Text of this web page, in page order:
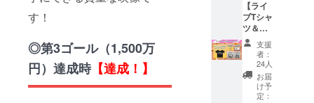
す！
◎第3ゴール（1,500万
円）達成時【達成！】
しま
す。同
名で複
数のご
支援い
ただい
た場合
でも、
掲載さ
ケット
2.
【メー
ル送
付】配
信視聴
チケッ
ト 3.
【会場
考欄に
入力し
てくだ
さい。
掲載を
希望さ
れない
場合は
送】レ
プリカ
チケッ
ト 2.
【サイ
ト掲
載】公
式サイ
トへお
けしま
す！7人
の思い
が詰
まった
フェス
ティバ
ルの記
録を、
【ライ
ブTシャ
ツ＆ス
マホス
タンド
コー
ス】 ☆
プラン
概要 ボ
支援
者：
24人
お届
け予
定：